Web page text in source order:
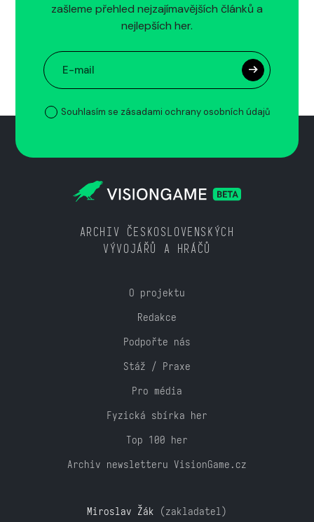
zašleme přehled nejzajímavějších článků a
nejlepších her.
Souhlasím se zásadami ochrany osobních údajů
ARCHIV ČESKOSLOVENSKÝCH
VÝVOJÁŘŮ A HRÁČŮ
O projektu
Redakce
Podpořte nás
Stáž / Praxe
Pro média
Fyzická sbírka her
Top 100 her
Archiv newsletteru VisionGame.cz
Miroslav Žák (zakladatel)